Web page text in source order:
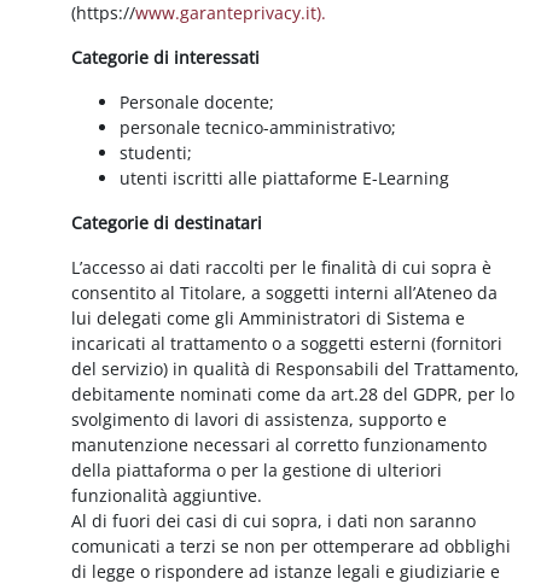
(https://www.garanteprivacy.it).
Categorie di interessati
Personale docente;
personale tecnico-amministrativo;
studenti;
utenti iscritti alle piattaforme E-Learning
Categorie di destinatari
L’accesso ai dati raccolti per le finalità di cui sopra è
consentito al Titolare, a soggetti interni all’Ateneo da
lui delegati come gli Amministratori di Sistema e
incaricati al trattamento o a soggetti esterni (fornitori
del servizio) in qualità di Responsabili del Trattamento,
debitamente nominati come da art.28 del GDPR, per lo
svolgimento di lavori di assistenza, supporto e
manutenzione necessari al corretto funzionamento
della piattaforma o per la gestione di ulteriori
funzionalità aggiuntive.
Al di fuori dei casi di cui sopra, i dati non saranno
comunicati a terzi se non per ottemperare ad obblighi
di legge o rispondere ad istanze legali e giudiziarie e